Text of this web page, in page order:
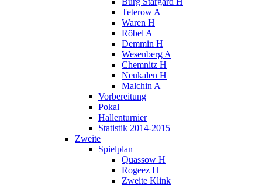
Teterow A
Waren H
Röbel A
Demmin H
Wesenberg A
Chemnitz H
Neukalen H
Malchin A
Vorbereitung
Pokal
Hallenturnier
Statistik 2014-2015
Zweite
Spielplan
Quassow H
Rogeez H
Zweite Klink